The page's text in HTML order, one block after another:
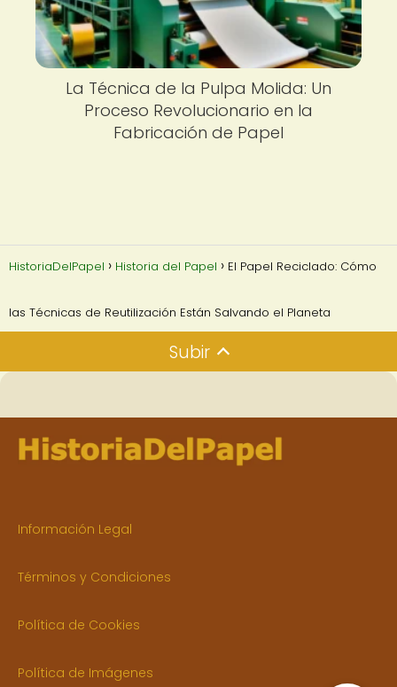
La Técnica de la Pulpa Molida: Un
Proceso Revolucionario en la
Fabricación de Papel
HistoriaDelPapel Historia del Papel El Papel Reciclado: Cómo
las Técnicas de Reutilización Están Salvando el Planeta
Subir
Información Legal
Términos y Condiciones
Política de Cookies
Política de Imágenes